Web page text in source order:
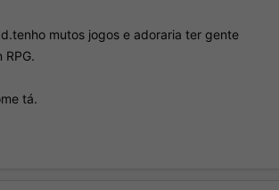
mutos jogos e adoraria ter gente
tá.